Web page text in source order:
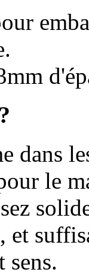
dans
le
et
sens.